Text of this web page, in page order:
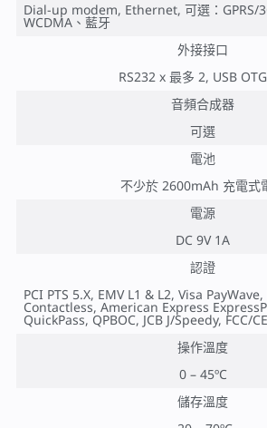
Dial-up modem, Ethernet, 可選：GPRS/
WCDMA、藍牙
外接接口
RS232 x 最多 2, USB
音頻合成器
可選
電池
不少於 2600mAh 充電式
電源
DC 9V 1A
認證
PCI PTS 5.X, EMV L1 & L2, Visa
Contactless, American Express
QuickPass, QPBOC, JCB J/Speedy, FCC/
操作溫度
0 – 45ºC
儲存溫度